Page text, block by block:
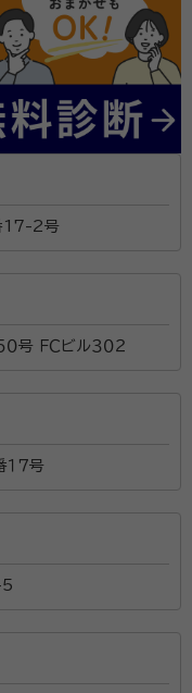
17-2号
号 ＦＣビル３０２
７号
5